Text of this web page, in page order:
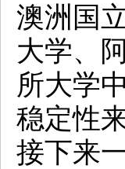
澳洲国
大学、
所大学
稳定性
接下来